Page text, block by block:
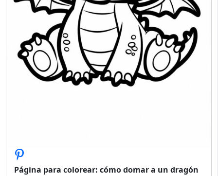
Página para colorear: cómo domar a un dragón